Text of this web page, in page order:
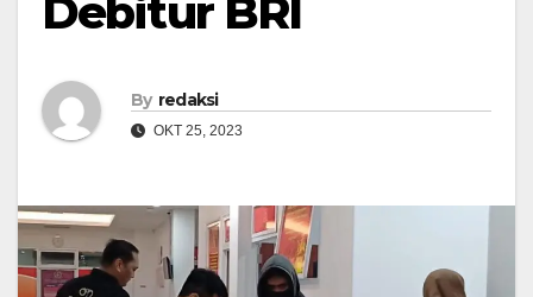
Debitur BRI
By redaksi
OKT 25, 2023